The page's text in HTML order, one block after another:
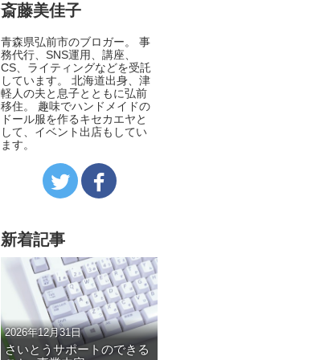
斎藤美佳子
青森県弘前市のブロガー。 事
務代行、SNS運用、講座、
CS、ライティングなどを受託
しています。 北海道出身、津
軽人の夫と息子とともに弘前
移住。 趣味でハンドメイドの
ドール服を作るキセカエヤと
して、イベント出店もしてい
ます。
新着記事
2026年12月31日
さいとうサポートのできる